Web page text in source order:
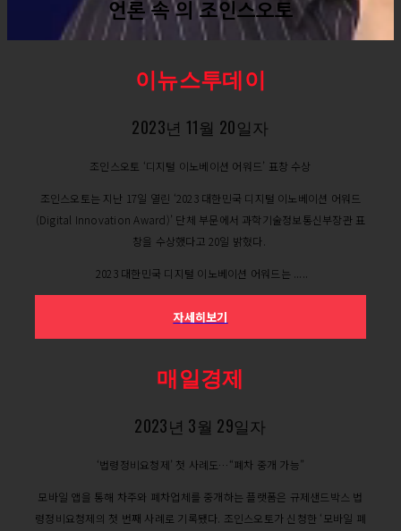
언론 속 의 조인스오토
이뉴스투데이
2023년 11월 20일자
조인스오토 ‘디지털 이노베이션 어워드’ 표창 수상
조인스오토는 지난 17일 열린 ‘2023 대한민국 디지털 이노베이션 어워드
(Digital Innovation Award)’ 단체 부문에서 과학기술정보통신부장관 표
창을 수상했다고 20일 밝혔다.
2023 대한민국 디지털 이노베이션 어워드는 .....
자세히보기
매일경제
2023년 3월 29일자
‘법령정비요청제’ 첫 사례도…“폐차 중개 가능”
모바일 앱을 통해 차주와 폐차업체를 중개하는 플랫폼은 규제샌드박스 법
령정비요청제의 첫 번째 사례로 기록됐다. 조인스오토가 신청한 ‘모바일 폐